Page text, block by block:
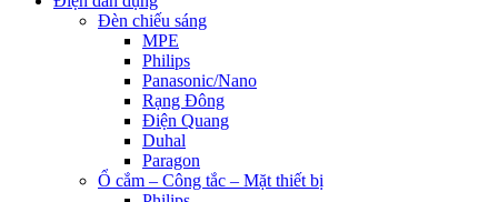
Đèn chiếu sáng
MPE
Philips
Panasonic/Nano
Rạng Đông
Điện Quang
Duhal
Paragon
Ổ cắm – Công tắc – Mặt thiết bị